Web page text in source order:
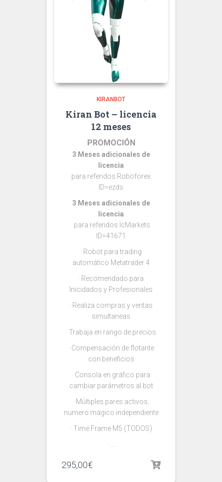
KIRANBOT
Kiran Bot – licencia
12 meses
PROMOCIÓN
3 Meses adicionales de
licencia
para referidos Roboforex
ID=ezds
3 Meses adicionales de
licencia
para referidos IcMarkets
ID=41671
· Robot para trading
automático Metatrader 4
· Recomendado para
Inicidados y Profesionales
· Realiza compras y ventas
simultaneas
· Trabaja en rango de precios
· Compensación de flotante
con beneficios
· Consola en gráfico para
cambiar parámetros al bot
· Múltiples pares activos,
numero mágico independiente
· Time Frame M5 (TODOS)
· …
295,00€